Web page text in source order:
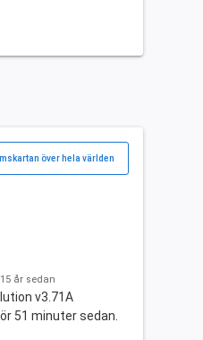
över hela världen
år sedan
v3.71A
51 minuter sedan.